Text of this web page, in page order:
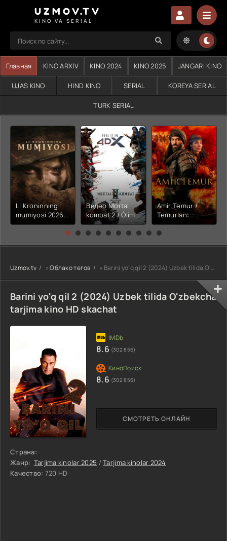
UZMOV.TV
KINO VA SERIAL
Главная KINO ARXIV KINO 2024 KINO 2025 JANGARI KINO
UJAS KINO HIND KINO SERIAL KOREYA SERIAL
TURK SERIAL
Li Kroninning
mumiyosi 2026
(uzbek tilida
kino) tarjima HD
Видео Mortal
kombat 2 / Ólim
jangi 2 (2026)
Uzbek tilida
Amir Temur /
Temurlan:
Fathchining
yuksalishi
tarjima kino Full
HD tas-ix
Uzmov.tv »Облако тегов » Barini yo'q qil 2 (2024) Uzbek tilida O'zbekcha tarjima kino HD skachat
Barini yo'q qil 2 (2024) Uzbek tilida O'zbekcha
tarjima kino HD skachat
Страна:
Жанр: Tarjima kinolar 2025 /Tarjima kinolar 2024
Качество: 720 HD
СМОТРЕТЬ ОНЛАЙН
8.6 (302 856)
8.6 (302 856)